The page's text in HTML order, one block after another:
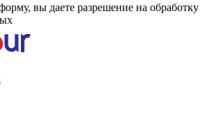
вы даете разрешение на обработку